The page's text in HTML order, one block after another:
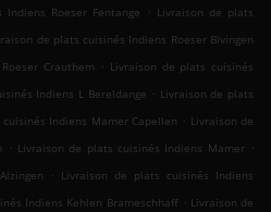
Roeser Fentange . Livraison de plats
de plats cuisinés Indiens Roeser Bivingen
Crauthem . Livraison de plats cuisinés
Indiens L Bereldange . Livraison de plats
Indiens Mamer Capellen . Livraison de
. Livraison de plats cuisinés Indiens Mamer .
. Livraison de plats cuisinés Indiens
Indiens Kehlen Brameschhaff . Livraison de